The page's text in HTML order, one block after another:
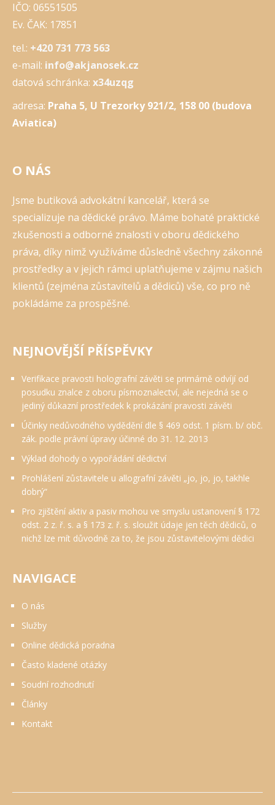
IČO: 06551505
Ev. ČAK: 17851
tel.: +420 731 773 563
e-mail: info@akjanosek.cz
datová schránka: x34uzqg
adresa: Praha 5, U Trezorky 921/2, 158 00 (budova
Aviatica)
O NÁS
Jsme butiková advokátní kancelář, která se
specializuje na dědické právo. Máme bohaté praktické
zkušenosti a odborné znalosti v oboru dědického
práva, díky nimž využíváme důsledně všechny zákonné
prostředky a v jejich rámci uplatňujeme v zájmu našich
klientů (zejména zůstavitelů a dědiců) vše, co pro ně
pokládáme za prospěšné.
NEJNOVĚJŠÍ PŘÍSPĚVKY
Verifikace pravosti holografní závěti se primárně odvíjí od
posudku znalce z oboru písmoznalectví, ale nejedná se o
jediný důkazní prostředek k prokázání pravosti závěti
Účinky nedůvodného vydědění dle § 469 odst. 1 písm. b/ obč.
zák. podle právní úpravy účinné do 31. 12. 2013
Výklad dohody o vypořádání dědictví
Prohlášení zůstavitele u allografní závěti „jo, jo, jo, takhle
dobrý“
Pro zjištění aktiv a pasiv mohou ve smyslu ustanovení § 172
odst. 2 z. ř. s. a § 173 z. ř. s. sloužit údaje jen těch dědiců, o
nichž lze mít důvodně za to, že jsou zůstavitelovými dědici
NAVIGACE
O nás
Služby
Online dědická poradna
Často kladené otázky
Soudní rozhodnutí
Články
Kontakt